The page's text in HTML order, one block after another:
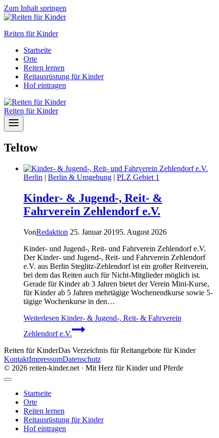
Zum Inhalt springen
Reiten für Kinder
Startseite
Orte
Reiten lernen
Reitausrüstung für Kinder
Hof eintragen
Reiten für Kinder
Teltow
Berlin | Berlin & Umgebung | PLZ Gebiet 1
Kinder- & Jugend-, Reit- &
Fahrverein Zehlendorf e.V.
VonRedaktion 25. Januar 20195. August 2026
Kinder- und Jugend-, Reit- und Fahrverein Zehlendorf e.V.
Der Kinder- und Jugend-, Reit- und Fahrverein Zehlendorf
e.V. aus Berlin Steglitz-Zehlendorf ist ein großer Reitverein,
bei dem das Reiten auch für Nicht-Mitglieder möglich ist.
Gerade für Kinder ab 3 Jahren bietet der Verein Mini-Kurse,
für Kinder ab 5 Jahren mehrtägige Wochenendkurse sowie 5-
tägige Wochenkurse in den…
Weiterlesen Kinder- & Jugend-, Reit- & Fahrverein
Zehlendorf e.V.
Reiten für KinderDas Verzeichnis für Reitangebote für Kinder
KontaktImpressumDatenschutz
© 2026 reiten-kinder.net · Mit Herz für Kinder und Pferde
Startseite
Orte
Reiten lernen
Reitausrüstung für Kinder
Hof eintragen